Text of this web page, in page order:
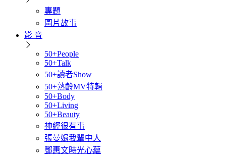
專題
圖片故事
影 音
50+People
50+Talk
50+讀者Show
50+熟齡MV特輯
50+Body
50+Living
50+Beauty
神經很有事
張曼娟我輩中人
鄧惠文時光心蘊